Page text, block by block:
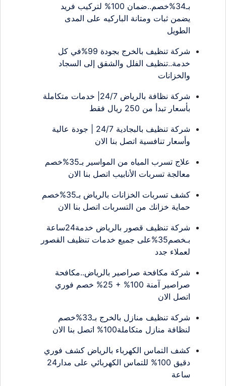
بـ34%خصم..ضمان 100% لتركيب فريد
يضمن ثبات ومتانة الباركيه على المدى
الطويل
شركة تنظيف بالخرج بجودة 99%في كل
خدمة..تنظيف الفلل والشقق إلى السجاد
والخزانات
شركة نظافة بالرياض 24/7| خدمات متكاملة
بأسعار تبدأ من 250 ريال فقط
شركة تنظيف بالبجادية 24/7 | جودة عالية
وأسعار تنافسية اتصل بنا الان
علاج تسرب المياه من المواسير بـ35%خصم
معالجة تسربات الأنابيب اتصل بنا الان
كشف تسربات الخزانات بالرياض بـ35%خصم
حماية خزانك من التسربات اتصل بنا الان
شركة تنظيف قصور بالرياض خدمة24ساعة
بـخصم35%على جميع خدمات تنظيف القصور
لعملاء جدد
شركة مكافحة صراصير بالرياض..مكافحة
صراصير آمنة 100% + 25% خصم فوري
اتصل الان
شركة تنظيف منازل بالخرج بـ33%خصم
لنظافة منازل متكاملة100% اتصل بنا الان
كشف التماس الكهرباء بالرياض كشف فوري
دقيق 100% للتماس الكهربائي على مدار24
ساعة